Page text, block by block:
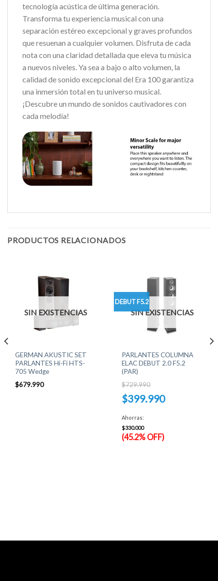
tecnología acústica de última generación.
Transforma tu experiencia musical con una
separación estéreo excepcional y graves profundos
que resuenan a cualquier volumen. Disfruta de cada
nota con una claridad detallada que eleva tu música
a nuevos niveles. Ya sea a bajo o alto volumen, la
calidad de sonido excepcional del Era 100 garantiza
una inmersión total en tu universo musical.
¡Descubre un mundo de sonidos cautivadores con
cada melodía!
PRODUCTOS RELACIONADOS
SIN EXISTENCIAS
GERMAN AKUSTIC SET
PARLANTES Hi-Fi HTS-
705 Wedge
$679.990
DEBUT F5.2
SIN EXISTENCIAS
PARLANTES COLUMNA
ELAC DEBUT 2.0 F5.2
(PAR)
$729.990
El
precio
original
$729.990.
$399.990
precio
actual
es:
$399.990.
Ahorras:
$330.000
(45.2% OFF)